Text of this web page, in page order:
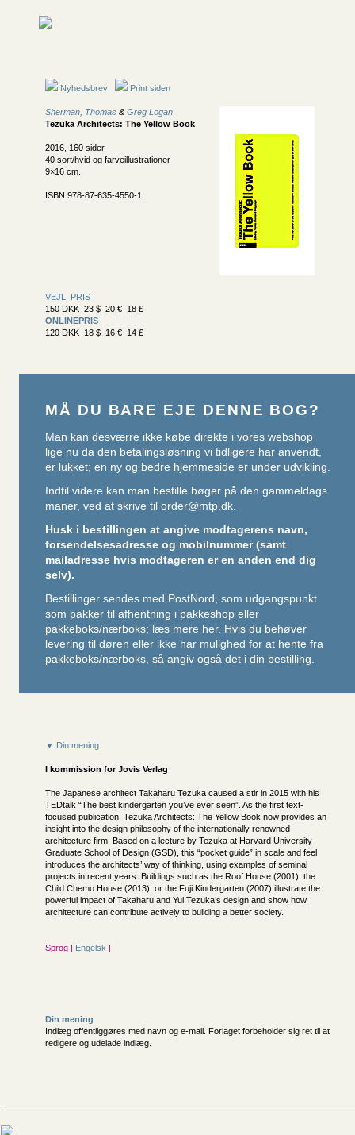
Nyhedsbrev Print siden
Sherman, Thomas & Greg Logan
Tezuka Architects: The Yellow Book
2016, 160 sider
40 sort/hvid og farveillustrationer
9×16 cm.
ISBN 978-87-635-4550-1
VEJL. PRIS
150 DKK 23 $ 20 € 18 £
ONLINEPRIS
120 DKK 18 $ 16 € 14 £
MÅ DU BARE EJE DENNE BOG?
Man kan desværre ikke købe direkte i vores webshop
lige nu da den betalingsløsning vi tidligere har anvendt,
er lukket; en ny og bedre hjemmeside er under udvikling.
Indtil videre kan man bestille bøger på den gammeldags
maner, ved at skrive til order@mtp.dk.
Husk i bestillingen at angive modtagerens navn,
forsendelsesadresse og mobilnummer (samt
mailadresse hvis modtageren er en anden end dig
selv).
Bestillinger sendes med PostNord, som udgangspunkt
som pakker til afhentning i pakkeshop eller
pakkeboks/nærboks; læs mere her. Hvis du behøver
levering til døren eller ikke har mulighed for at hente fra
pakkeboks/nærboks, så angiv også det i din bestilling.
▼ Din mening
I kommission forJovis Verlag
The Japanese architect Takaharu Tezuka caused a stir in 2015 with his
TEDtalk “The best kindergarten you’ve ever seen”. As the first text-
focused publication, Tezuka Architects: The Yellow Book now provides an
insight into the design philosophy of the internationally renowned
architecture firm. Based on a lecture by Tezuka at Harvard University
Graduate School of Design (GSD), this “pocket guide” in scale and feel
introduces the architects’ way of thinking, using examples of seminal
projects in recent years. Buildings such as the Roof House (2001), the
Child Chemo House (2013), or the Fuji Kindergarten (2007) illustrate the
powerful impact of Takaharu and Yui Tezuka’s design and show how
architecture can contribute actively to building a better society.
Sprog | Engelsk |
Din mening
Indlæg offentliggøres med navn og e-mail. Forlaget forbeholder sig ret til at
redigere og udelade indlæg.